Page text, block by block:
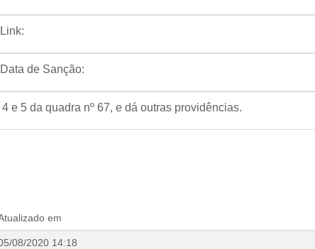
Link:
Data de Sanção:
e 5 da quadra nº 67, e dá outras providências.
em
08/2020 14:18